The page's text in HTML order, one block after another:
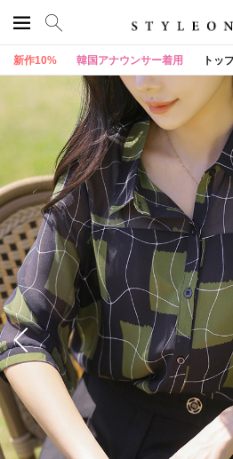
新作10% 韓国アナウンサー着用 トッ